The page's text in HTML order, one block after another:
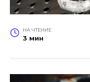
НА ЧТЕНИЕ
3 мин